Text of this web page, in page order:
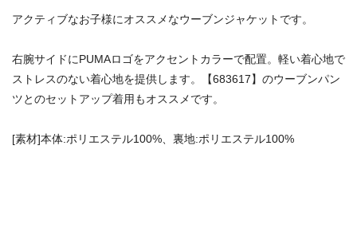
アクティブなお子様にオススメなウーブンジャケットです。
右腕サイドにPUMAロゴをアクセントカラーで配置。軽い着心地で
ストレスのない着心地を提供します。【683617】のウーブンパン
ツとのセットアップ着用もオススメです。
[素材]本体:ポリエステル100%、裏地:ポリエステル100%